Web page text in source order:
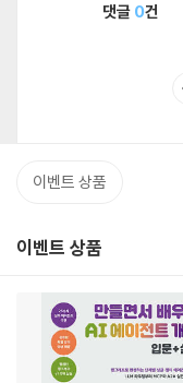
댓글 0건
이벤트 상품
이벤트 상품